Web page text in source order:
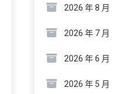
2026 年 8 月
2026 年 7 月
2026 年 6 月
2026 年 5 月